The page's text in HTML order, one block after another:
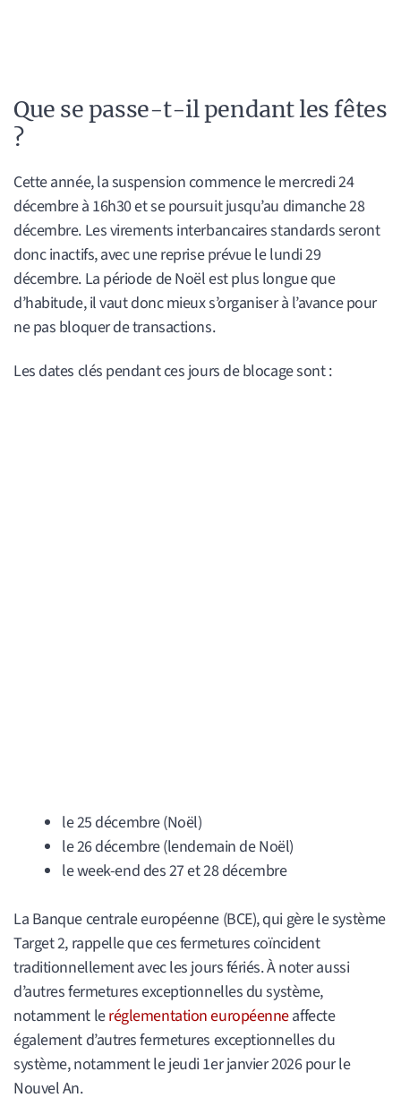
Que se passe-t-il pendant les fêtes
?
Cette année, la suspension commence le mercredi 24
décembre à 16h30 et se poursuit jusqu’au dimanche 28
décembre. Les virements interbancaires standards seront
donc inactifs, avec une reprise prévue le lundi 29
décembre. La période de Noël est plus longue que
d’habitude, il vaut donc mieux s’organiser à l’avance pour
ne pas bloquer de transactions.
Les dates clés pendant ces jours de blocage sont :
le 25 décembre (Noël)
le 26 décembre (lendemain de Noël)
le week-end des 27 et 28 décembre
La Banque centrale européenne (BCE), qui gère le système
Target 2, rappelle que ces fermetures coïncident
traditionnellement avec les jours fériés. À noter aussi
d’autres fermetures exceptionnelles du système,
notamment leréglementation européenneaffecte
également d’autres fermetures exceptionnelles du
système, notamment le jeudi 1er janvier 2026 pour le
Nouvel An.